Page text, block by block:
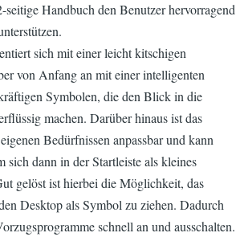
seitige Handbuch den Benutzer hervorragend
sich mit einer leicht kitschigen
von Anfang an mit einer intelligenten
Symbolen, die den Blick in die
machen. Darüber hinaus ist das
Bedürfnissen anpassbar und kann
sich dann in der Startleiste als kleines
gelöst ist hierbei die Möglichkeit, das
Desktop als Symbol zu ziehen. Dadurch
schnell an und ausschalten.